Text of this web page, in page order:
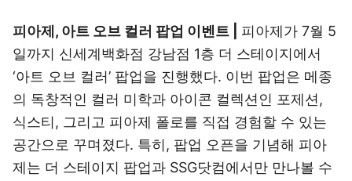
피아제, 아트 오브 컬러 팝업 이벤트 | 피아제가 7월 5
일까지 신세계백화점 강남점 1층 더 스테이지에서
‘아트 오브 컬러’ 팝업을 진행했다. 이번 팝업은 메종
의 독창적인 컬러 미학과 아이콘 컬렉션인 포제션,
식스티, 그리고 피아제 폴로를 직접 경험할 수 있는
공간으로 꾸며졌다. 특히, 팝업 오픈을 기념해 피아
제는 더 스테이지 팝업과 SSG닷컴에서만 만나볼 수